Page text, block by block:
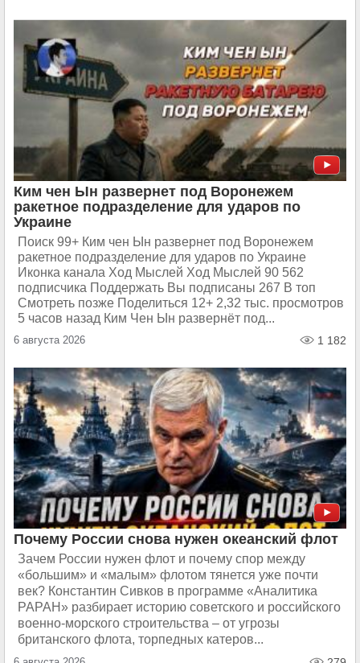
Ким чен Ын развернет под Воронежем
ракетное подразделение для ударов по
Украине
Поиск 99+ Ким чен Ын развернет под Воронежем
ракетное подразделение для ударов по Украине
Иконка канала Ход Мыслей Ход Мыслей 90 562
подписчика Поддержать Вы подписаны 267 В топ
Смотреть позже Поделиться 12+ 2,32 тыс. просмотров
5 часов назад Ким Чен Ын развернёт под...
6 августа 2026 1 182
Почему России снова нужен океанский флот
Зачем России нужен флот и почему спор между
«большим» и «малым» флотом тянется уже почти
век? Константин Сивков в программе «Аналитика
РАРАН» разбирает историю советского и российского
военно-морского строительства – от угрозы
британского флота, торпедных катеров...